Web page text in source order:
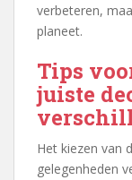
verbeteren,
planeet.
Tips
juiste
Het kiezen van
gelegenheden